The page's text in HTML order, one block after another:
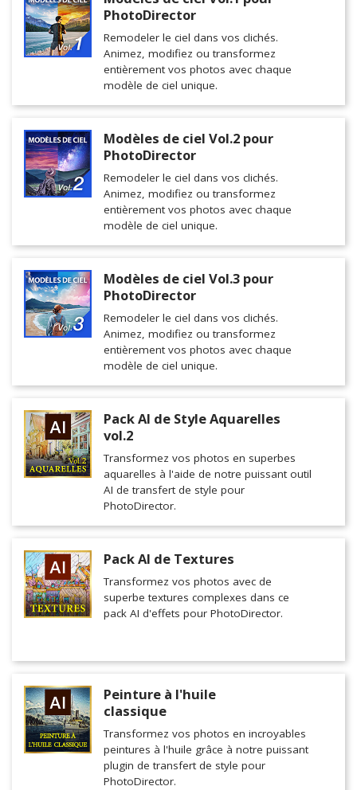
PhotoDirector
Remodeler le ciel dans vos clichés.
Animez, modifiez ou transformez
entièrement vos photos avec chaque
modèle de ciel unique.
Modèles de ciel Vol.2 pour
PhotoDirector
Remodeler le ciel dans vos clichés.
Animez, modifiez ou transformez
entièrement vos photos avec chaque
modèle de ciel unique.
Modèles de ciel Vol.3 pour
PhotoDirector
Remodeler le ciel dans vos clichés.
Animez, modifiez ou transformez
entièrement vos photos avec chaque
modèle de ciel unique.
Pack AI de Style Aquarelles
vol.2
Transformez vos photos en superbes
aquarelles à l'aide de notre puissant outil
AI de transfert de style pour
PhotoDirector.
Pack AI de Textures
Transformez vos photos avec de
superbe textures complexes dans ce
pack AI d'effets pour PhotoDirector.
Peinture à l'huile
classique
Transformez vos photos en incroyables
peintures à l'huile grâce à notre puissant
plugin de transfert de style pour
PhotoDirector.